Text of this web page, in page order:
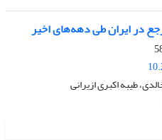
در ایران طی دهه‌های اخیر
طیبه اکبری ازیرانی